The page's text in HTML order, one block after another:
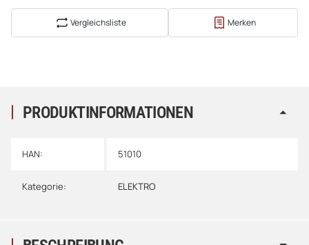
Vergleichsliste Merken
PRODUKTINFORMATIONEN
HAN: 51010
Kategorie: ELEKTRO